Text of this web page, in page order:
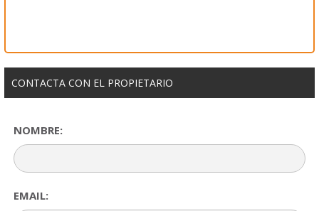
CONTACTA CON EL PROPIETARIO
NOMBRE:
EMAIL: